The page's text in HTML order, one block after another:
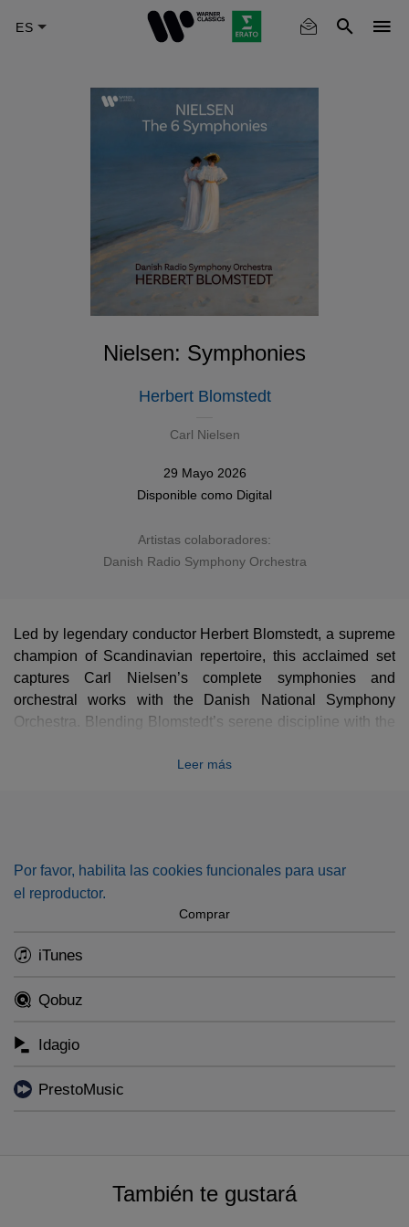
Nielsen: Symphonies
Herbert Blomstedt
Carl Nielsen
29 Mayo 2026
Disponible como Digital
Artistas colaboradores:
Danish Radio Symphony Orchestra
Led by legendary conductor Herbert Blomstedt, a supreme
champion of Scandinavian repertoire, this acclaimed set
captures Carl Nielsen’s complete symphonies and
orchestral works with the Danish National Symphony
Orchestra. Blending Blomstedt’s serene discipline with the
clear and powerful masterpieces are presented here in a
Leer más
Por favor, habilita las cookies funcionales para usar
el reproductor.
Comprar
iTunes
Qobuz
Idagio
PrestoMusic
También te gustará